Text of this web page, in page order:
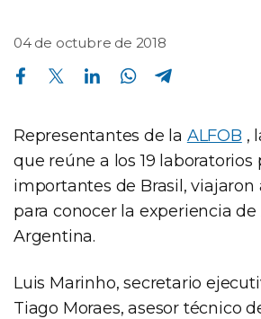
04 de octubre de 2018
Compartir en Facebook Compartir en Twitter Compartir en Linkedin Compartir en Whatsapp
Representantes de la ALFOB ,
que reúne a los 19 laboratorios
importantes de Brasil, viajaron
para conocer la experiencia de
Argentina.
Luis Marinho, secretario
Tiago Moraes, asesor técnico